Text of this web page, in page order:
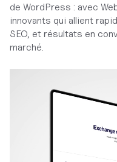
de WordPress : avec
innovants qui allient
SEO, et résultats en
marché.